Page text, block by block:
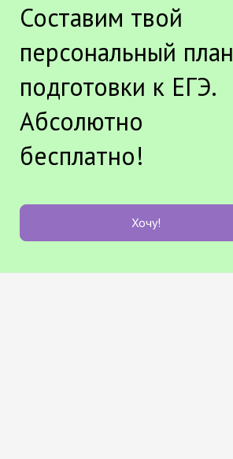
Составим твой
персональный план
подготовки к ЕГЭ.
Абсолютно
бесплатно!
Хочу!